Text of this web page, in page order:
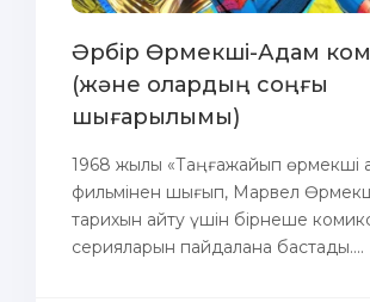
Әрбір Өрмекші-Адам
(және олардың соңғы
шығарылымы)
1968 жылы «Таңғажайып өрмекші
фильмінен шығып, Марвел
тарихын айту үшін бірнеше
серияларын пайдалана бастады....